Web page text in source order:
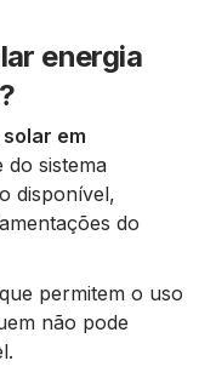
energia
em
do sistema
disponível,
do
permitem o uso
não pode